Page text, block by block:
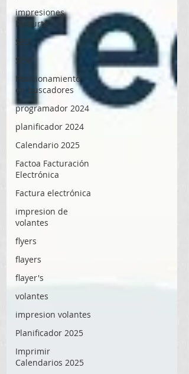
impresiones
Ricaurte
SEO
SEM
Posicionamiento
en buscadores
programador 2024
planificador 2024
Calendario 2025
Factoa Facturación
Electrónica
Factura electrónica
impresion de
volantes
flyers
flayers
flayer's
volantes
impresion volantes
Planificador 2025
Imprimir
Calendarios 2025